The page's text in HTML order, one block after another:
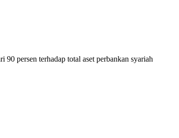
persen terhadap total aset perbankan syariah